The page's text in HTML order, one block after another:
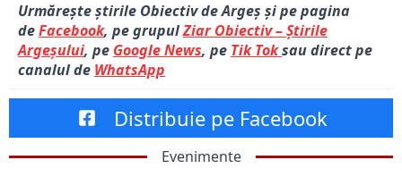
Urmărește știrile Obiectiv de Argeș și pe pagina
deFacebook, pe grupulZiar Obiectiv – Știrile
Argeșului, pe Google News, pe Tik Toksau direct pe
canalul de WhatsApp
Distribuie pe Facebook
Evenimente